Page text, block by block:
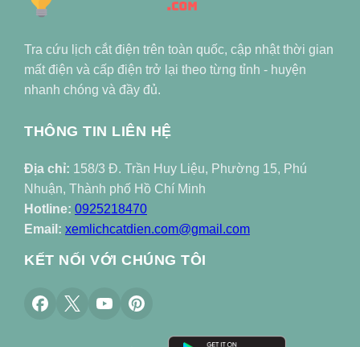
Tra cứu lịch cắt điện trên toàn quốc, cập nhật thời gian
mất điện và cấp điện trở lại theo từng tỉnh - huyện
nhanh chóng và đầy đủ.
THÔNG TIN LIÊN HỆ
Địa chỉ: 158/3 Đ. Trần Huy Liệu, Phường 15, Phú
Nhuận, Thành phố Hồ Chí Minh
Hotline: 0925218470
Email: xemlichcatdien.com@gmail.com
KẾT NỐI VỚI CHÚNG TÔI